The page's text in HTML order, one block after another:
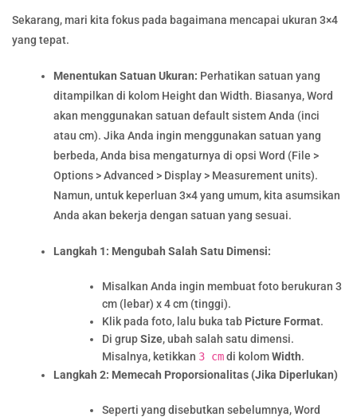
Sekarang, mari kita fokus pada bagaimana mencapai ukuran 3×4
yang tepat.
Menentukan Satuan Ukuran: Perhatikan satuan yang
ditampilkan di kolom Height dan Width. Biasanya, Word
akan menggunakan satuan default sistem Anda (inci
atau cm). Jika Anda ingin menggunakan satuan yang
berbeda, Anda bisa mengaturnya di opsi Word (File >
Options > Advanced > Display > Measurement units).
Namun, untuk keperluan 3×4 yang umum, kita asumsikan
Anda akan bekerja dengan satuan yang sesuai.
Langkah 1: Mengubah Salah Satu Dimensi:
Misalkan Anda ingin membuat foto berukuran 3
cm (lebar) x 4 cm (tinggi).
Klik pada foto, lalu buka tab Picture Format.
Di grupSize, ubah salah satu dimensi.
Misalnya, ketikkan 3 cmdi kolomWidth.
Langkah 2: Memecah Proporsionalitas (Jika Diperlukan)
Seperti yang disebutkan sebelumnya, Word